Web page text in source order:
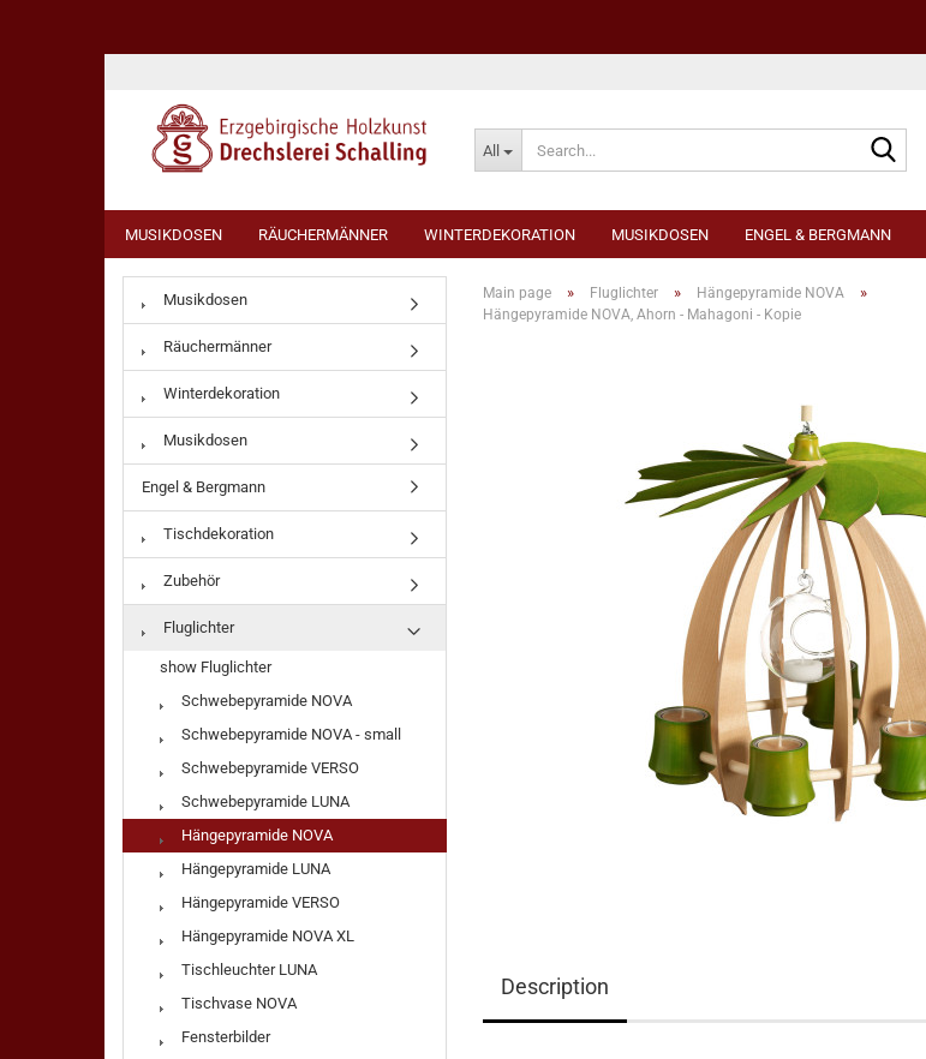
All
MUSIKDOSEN RÄUCHERMÄNNER WINTERDEKORATION MUSIKDOSEN ENGEL & BERGMANN
Main page » Fluglichter » Hängepyramide NOVA »
Hängepyramide NOVA, Ahorn - Mahagoni - Kopie
Description
Musikdosen
Räuchermänner
Winterdekoration
Musikdosen
Engel & Bergmann
Tischdekoration
Zubehör
Fluglichter
show Fluglichter
Schwebepyramide NOVA
Schwebepyramide NOVA - small
Schwebepyramide VERSO
Schwebepyramide LUNA
Hängepyramide NOVA
Hängepyramide LUNA
Hängepyramide VERSO
Hängepyramide NOVA XL
Tischleuchter LUNA
Tischvase NOVA
Fensterbilder